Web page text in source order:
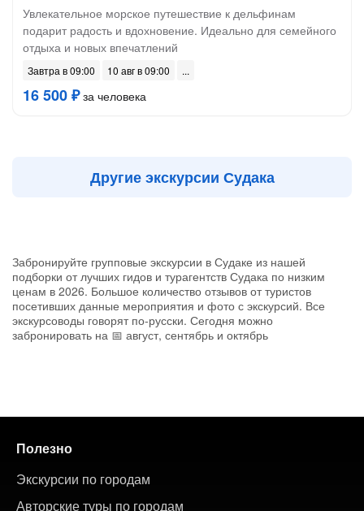
Увлекательное морское путешествие к дельфинам
подарит радость и вдохновение. Идеально для семейного
отдыха и новых впечатлений
Завтра в 09:00 10 авг в 09:00
16 500 ₽за человека
Другие экскурсии Судака
Забронируйте групповые экскурсии в Судаке из нашей
подборки от лучших гидов и турагентств Судака по низким
ценам в 2026. Большое количество отзывов от туристов
посетивших данные мероприятия и фото с экскурсий. Все
экскурсоводы говорят по-русски. Сегодня можно
забронировать на 📅 август, сентябрь и октябрь
Полезно
Экскурсии по городам
Авторские туры по городам